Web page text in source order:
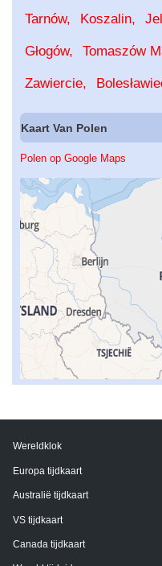
Tarnów Koszalin
Głogów Tomaszów
Zawiercie
Kaart Van Polen
Polen op Google Maps
Wereldklok
Europa tijdkaart
Australië tijdkaart
VS tijdkaart
Canada tijdkaart